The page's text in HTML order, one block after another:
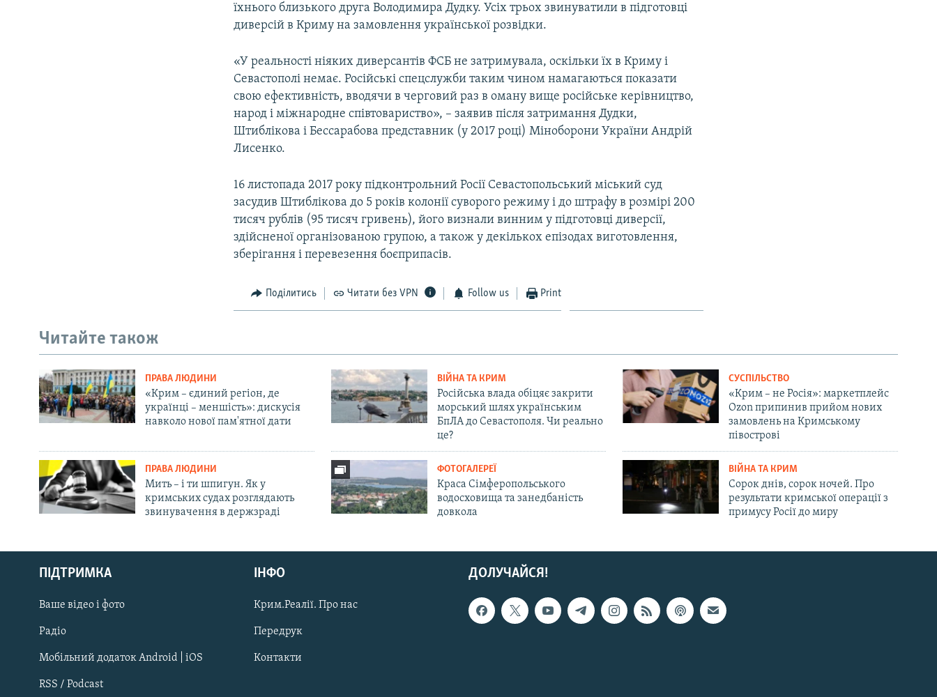
Русский
Qırımtatar
ДОЛУЧАЙСЯ!
їхнього близького друга Володимира Дудку. Усіх трьох звинуватили в підготовці
диверсій в Криму на замовлення української розвідки.
«У реальності ніяких диверсантів ФСБ не затримувала, оскільки їх в Криму і
Севастополі немає. Російські спецслужби таким чином намагаються показати
свою ефективність, вводячи в черговий раз в оману вище російське керівництво,
народ і міжнародне співтовариство», – заявив після затримання Дудки,
Штиблікова і Бессарабова представник (у 2017 році) Міноборони України Андрій
Лисенко.
16 листопада 2017 року підконтрольний Росії Севастопольський міський суд
засудив Штиблікова до 5 років колонії суворого режиму і до штрафу в розмірі 200
тисяч рублів (95 тисяч гривень), його визнали винним у підготовці диверсії,
здійсненої організованою групою, а також у декількох епізодах виготовлення,
зберігання і перевезення боєприпасів.
Поділитись Читати без VPN Follow us Print
Читайте також
ПРАВА ЛЮДИНИ
«Крим – єдиний регіон, де
українці – меншість»: дискусія
навколо нової пам'ятної дати
ВІЙНА ТА КРИМ
Російська влада обіцяє закрити
морський шлях українським
БпЛА до Севастополя. Чи реально
це?
СУСПІЛЬСТВО
«Крим – не Росія»: маркетплейс
Ozon припинив прийом нових
замовлень на Кримському
півострові
ПРАВА ЛЮДИНИ
Мить – і ти шпигун. Як у
кримських судах розглядають
звинувачення в держзраді
ФОТОГАЛЕРЕЇ
Краса Сімферопольського
водосховища та занедбаність
довкола
ВІЙНА ТА КРИМ
Сорок днів, сорок ночей. Про
результати кримської операції з
примусу Росії до миру
ДОЛУЧАЙСЯ!
ПІДТРИМКА
Ваше відео і фото
Радіо
Мобільний додаток Android | iOS
RSS / Podcast
ІНФО
Крим.Реалії. Про нас
Передрук
Контакти